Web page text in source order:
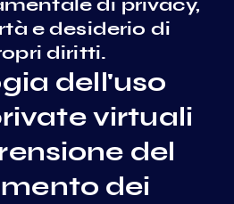
di privacy,
e desiderio di
diritti.
dell'uso
virtuali
del
dei